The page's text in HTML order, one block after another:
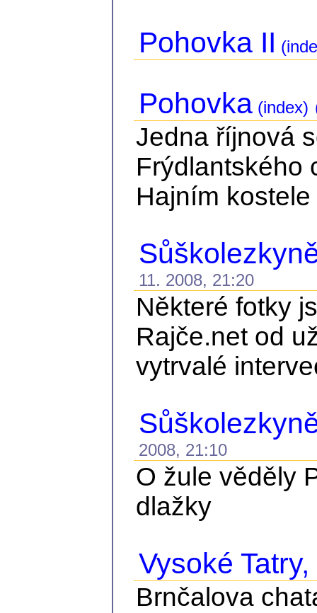
Pohovka II
Pohovka(index)
Jedna říjnová
Frýdlantského
Hajním
11. 2008, 21:20
Některé fotky
Rajče.net od
vytrvalé
2008, 21:10
O žule věděly
dlažky
Vysoké
Brnčalova